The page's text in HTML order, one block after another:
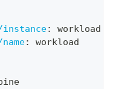
:
workload
:
workload